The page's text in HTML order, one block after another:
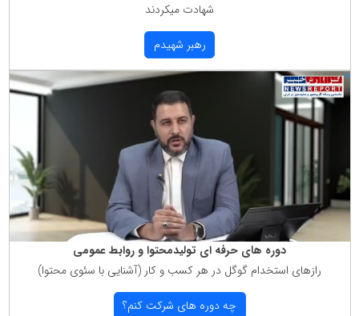
شهادت میكردند
رهبر شهیدم
دوره های حرفه ای تولیدمحتوا و روابط عمومی
رازهای استخدام گوگل در هر كسب و كار (آشنایی با سئوی محتوا)
چه دوره های شركت كنم؟